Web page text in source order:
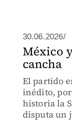
30.06.2026/
México
cancha
El partido
inédito,
historia la
disputa un